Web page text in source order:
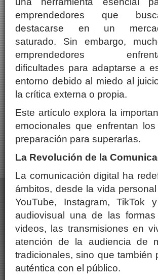
emprendedores que
destacarse en un
saturado. Sin embargo,
emprendedores
dificultades para adaptarse a
entorno debido al miedo al
la crítica externa o propia.
Este artículo explora la
emocionales que enfrentan
preparación para superarlas.
La Revolución de la
La comunicación digital ha
ámbitos, desde la vida
YouTube, Instagram,
audiovisual una de las
videos, las transmisiones en
atención de la audiencia de
tradicionales, sino que
auténtica con el público.